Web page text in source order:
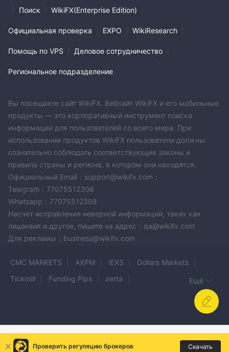
Поиск WikiFX(Enterprise Edition)
Официальная проверка EXPO WikiResearch
Помощь по VPS Деловое сотрудничество
Региональное подразделение
Вы посещаете сайт WikiFX. Вебсайт WikiFX и его мобильные
продукты — это корпоративный инструмент поиска
информации для пользователей со всего мира. При
использовании продуктов WikiFX пользователи должны
сознательно соблюдать соответствующие законы и
правила страны и региона, в котором они находятся.
Официальный Email：support@wikifx.com；
Telegram：77075512308
Whatsapp：77075512308
Насчет исправления неверной информаций, таких как
лицензия и другое, пишите на адрес：qa@wikifx.com
Для рекламы：business@wikifx.com
CMC MARKETS AXPM IEXS
Dollars Markets
Tickmill
Funding Pips
zetta
BLG pro
CITCO Liyan Broker
CORE SPREADS
Trin Wealth
Ichiyoshi Securities FIRE PHOENIX
Ещё
Проверить регуляцию брокеров Скачать